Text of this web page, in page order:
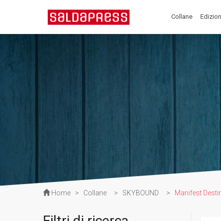
Collane
Home > Collane > SKYBOUND > Manifest